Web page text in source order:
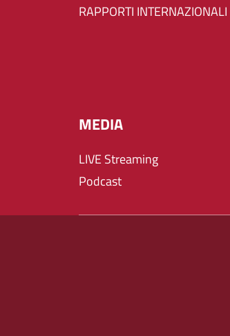
RAPPORTI INTERNAZIONALI
MEDIA
LIVE Streaming
Podcast